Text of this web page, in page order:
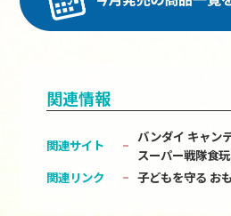
関連情報
関連サイト
バンダイ キャン
スーパー戦隊食
関連リンク
子どもを守る お